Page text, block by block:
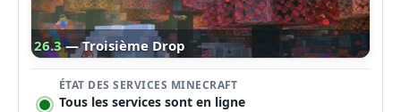
26.3 — Troisième Drop
ÉTAT DES SERVICES MINECRAFT
Tous les services sont en ligne